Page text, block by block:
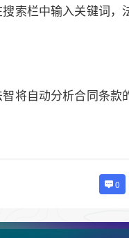
索栏中输入关键词，
将自动分析合同条款
0